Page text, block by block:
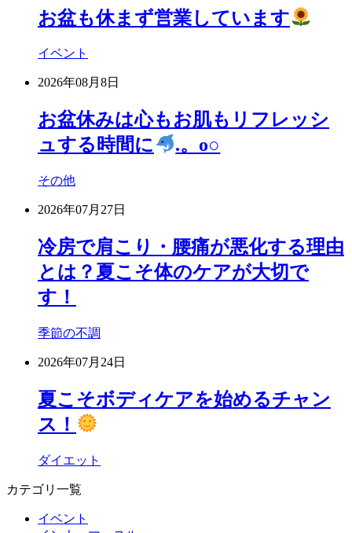
お盆も休まず営業しています
イベント
2026年08月8日
お盆休みは心もお肌もリフレッシ
ュする時間に
.。o○
その他
2026年07月27日
冷房で肩こり・腰痛が悪化する理由
とは？夏こそ体のケアが大切で
す！
季節の不調
2026年07月24日
夏こそボディケアを始めるチャン
ス！
ダイエット
カテゴリ一覧
イベント